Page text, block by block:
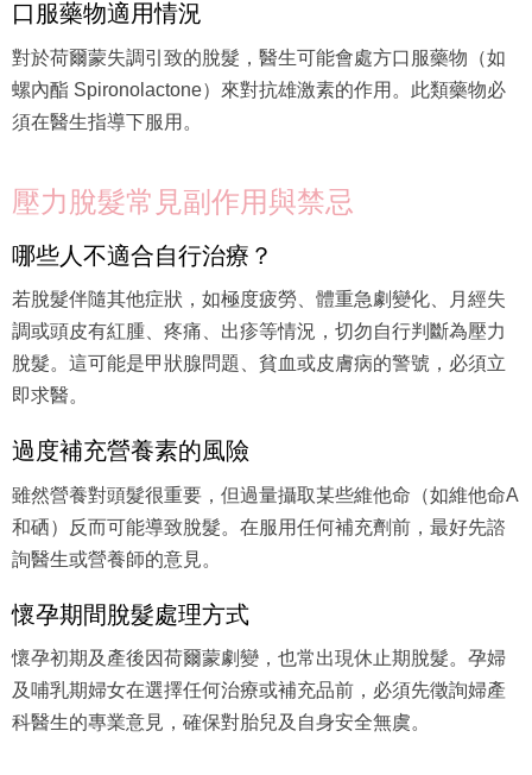
口服藥物適用情況
對於荷爾蒙失調引致的脫髮，醫生可能會處方口服藥物（如
螺內酯 Spironolactone）來對抗雄激素的作用。此類藥物必
須在醫生指導下服用。
壓力脫髮常見副作用與禁忌
哪些人不適合自行治療？
若脫髮伴隨其他症狀，如極度疲勞、體重急劇變化、月經失
調或頭皮有紅腫、疼痛、出疹等情況，切勿自行判斷為壓力
脫髮。這可能是甲狀腺問題、貧血或皮膚病的警號，必須立
即求醫。
過度補充營養素的風險
雖然營養對頭髮很重要，但過量攝取某些維他命（如維他命A
和硒）反而可能導致脫髮。在服用任何補充劑前，最好先諮
詢醫生或營養師的意見。
懷孕期間脫髮處理方式
懷孕初期及產後因荷爾蒙劇變，也常出現休止期脫髮。孕婦
及哺乳期婦女在選擇任何治療或補充品前，必須先徵詢婦產
科醫生的專業意見，確保對胎兒及自身安全無虞。